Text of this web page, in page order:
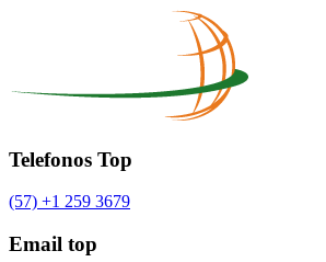
Telefonos Top
(57) +1 259 3679
Email top